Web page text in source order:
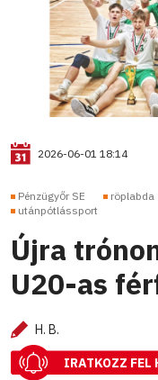
2026-06-01 18:14
Pénzügyőr SE röplabda
utánpótlássport
Újra
U20-as
H. B.
IRATKOZZ FEL